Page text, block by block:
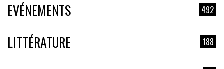
EVÉNEMENTS 492
LITTÉRATURE 188